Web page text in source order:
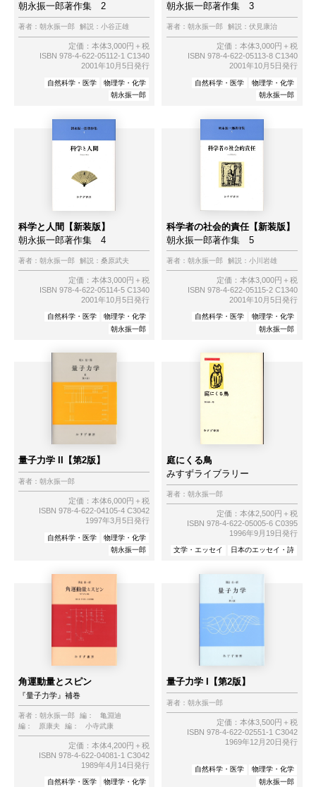
朝永振一郎著作集 2
著者： 朝永振一郎 解説： 小谷正雄
定価：本体3,000円＋税
ISBN 978-4-622-05112-1 C1340
2001年10月5日発行
自然科学・医学
物理学・化学
朝永振一郎
朝永振一郎著作集 3
著者： 朝永振一郎 解説： 伏見康治
定価：本体3,000円＋税
ISBN 978-4-622-05113-8 C1340
2001年10月5日発行
自然科学・医学
物理学・化学
朝永振一郎
科学と人間【新装版】
朝永振一郎著作集 4
著者： 朝永振一郎 解説： 桑原武夫
定価：本体3,000円＋税
ISBN 978-4-622-05114-5 C1340
2001年10月5日発行
自然科学・医学
物理学・化学
朝永振一郎
科学者の社会的責任【新装版】
朝永振一郎著作集 5
著者： 朝永振一郎 解説： 小川岩雄
定価：本体3,000円＋税
ISBN 978-4-622-05115-2 C1340
2001年10月5日発行
自然科学・医学
物理学・化学
朝永振一郎
量子力学 II【第2版】
著者： 朝永振一郎
定価：本体6,000円＋税
ISBN 978-4-622-04105-4 C3042
1997年3月5日発行
自然科学・医学
物理学・化学
朝永振一郎
庭にくる鳥
みすずライブラリー
著者： 朝永振一郎
定価：本体2,500円＋税
ISBN 978-4-622-05005-6 C0395
1996年9月19日発行
文学・エッセイ 日本のエッセイ・詩
角運動量とスピン
『量子力学』補巻
著者： 朝永振一郎 編：
亀淵迪
編：
原康夫 編： 小寺武康
定価：本体4,200円＋税
ISBN 978-4-622-04081-1 C3042
1989年4月14日発行
自然科学・医学 物理学・化学
量子力学 I【第2版】
著者： 朝永振一郎
定価：本体3,500円＋税
ISBN 978-4-622-02551-1 C3042
1969年12月20日発行
自然科学・医学
物理学・化学
朝永振一郎